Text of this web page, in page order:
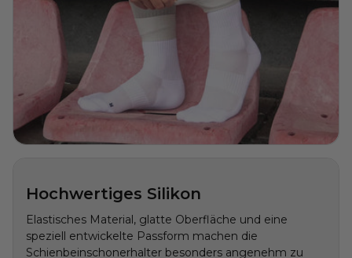
Hochwertiges Silikon
Elastisches Material, glatte Oberfläche und eine
speziell entwickelte Passform machen die
Schienbeinschonerhalter besonders angenehm zu